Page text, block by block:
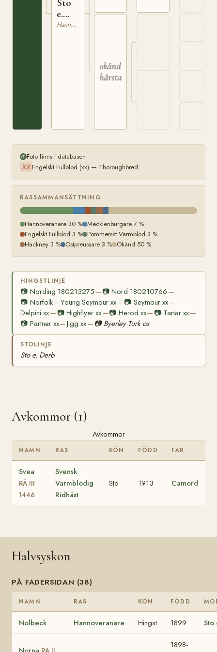
Sto
e.
Derb
Hannoveranare
okänd
härstamning
Foto finns i databasen
XX Engelskt Fullblod (xx) — Thoroughbred
RASSAMMANSÄTTNING
Hannoveranare 30 % Mecklenburgare 7 %
Engelskt Fullblod 3 % Pommerskt Varmblod 3 %
Hackney 3 % Ostpreussare 3 % Okänd 50 %
HINGSTLINJE
📷 Nording 180213275— 📷Nord 180210766 —
📷 Norfolk—Young Seymour xx—📷 Seymour xx—
Delpini xx— 📷Highflyer xx—📷 Herod xx— 📷 Tartar xx—
📷 Partner xx—Jigg xx—📷 Byerley Turk ox
STOLINJE
Sto e. Derb
Avkommor (1)
Avkommor
NAMN RAS KÖN FÖDD FAR
Svea
RÄ III
1446
Svensk
Varmblodig
Ridhäst
Sto 1913 Camord
Halvsyskon
PÅ FADERSIDAN (38)
NAMN RAS KÖN FÖDD
Nolbeck Hannoveranare Hingst 1899 Sto
1898-